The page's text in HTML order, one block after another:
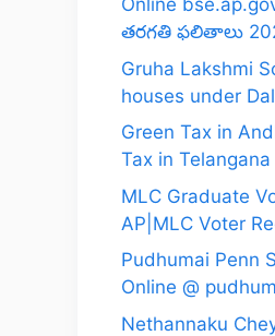
Online
తరగతి ఫలితాలు
Gruha Lakshmi
houses under
Green Tax in
Tax in Telangana
MLC Graduate
AP|MLC Voter
Pudhumai Penn
Online @
Nethannaku